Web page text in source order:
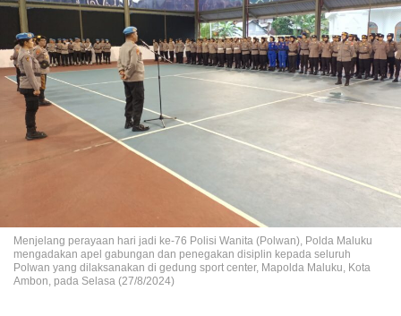
Menjelang perayaan hari jadi ke-76 Polisi Wanita (Polwan), Polda Maluku
mengadakan apel gabungan dan penegakan disiplin kepada seluruh
Polwan yang dilaksanakan di gedung sport center, Mapolda Maluku, Kota
Ambon, pada Selasa (27/8/2024)